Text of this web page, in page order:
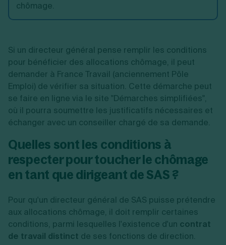
chômage.
Si un directeur général pense remplir les conditions
pour bénéficier des allocations chômage, il peut
demander à France Travail (anciennement Pôle
Emploi) de vérifier sa situation. Cette démarche peut
se faire en ligne via le site "Démarches simplifiées",
où il pourra soumettre les justificatifs nécessaires et
échanger avec un conseiller chargé de sa demande.
Quelles sont les conditions à
respecter pour toucher le chômage
en tant que dirigeant de SAS ?
Pour qu'un directeur général de SAS puisse prétendre
aux allocations chômage, il doit remplir certaines
conditions, parmi lesquelles l'existence d'un contrat
de travail distinct de ses fonctions de direction.